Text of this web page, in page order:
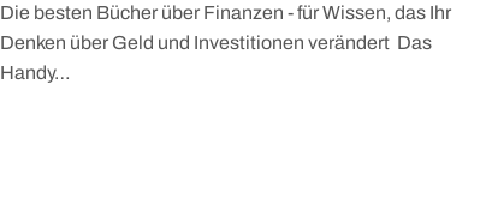
Die besten Bücher über Finanzen - für Wissen, das Ihr
Denken über Geld und Investitionen verändert Das
Handy…